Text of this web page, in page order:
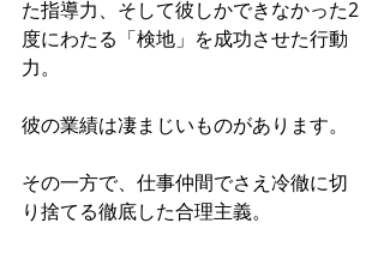
た指導力、そして彼しかできなかった2
度にわたる「検地」を成功させた行動
力。
彼の業績は凄まじいものがあります。
その一方で、仕事仲間でさえ冷徹に切
り捨てる徹底した合理主義。